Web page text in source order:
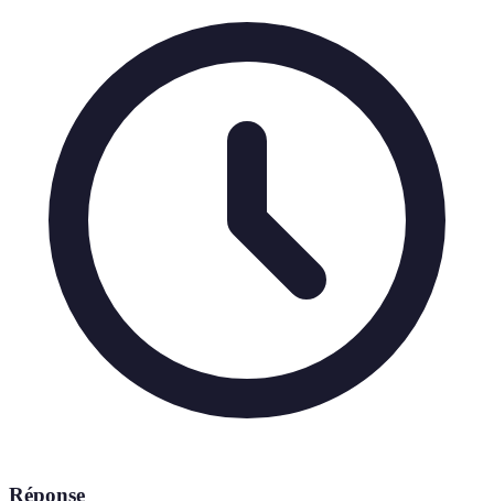
Réponse